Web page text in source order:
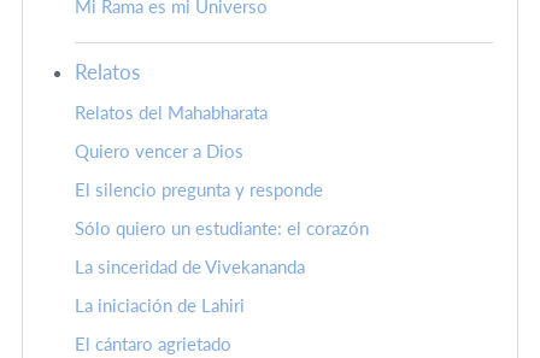
Mi Rama es mi Universo
Relatos
Relatos del Mahabharata
Quiero vencer a Dios
El silencio pregunta y responde
Sólo quiero un estudiante: el corazón
La sinceridad de Vivekananda
La iniciación de Lahiri
El cántaro agrietado